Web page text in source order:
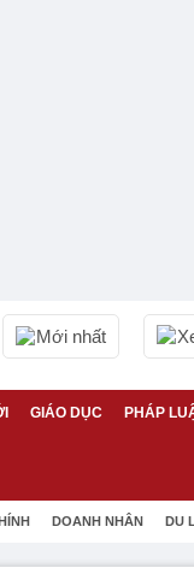
Mới nhất
GIÁO DỤC PHÁP
DOANH NHÂN DU